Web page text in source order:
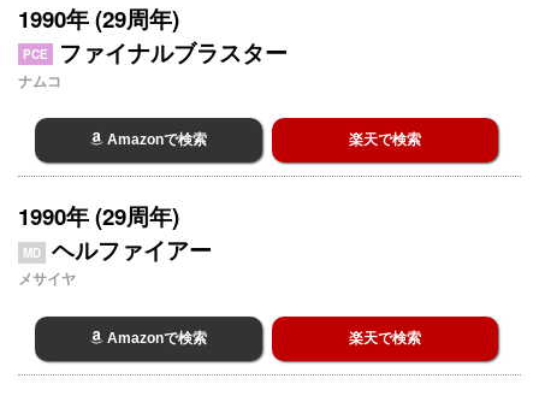
1990年 (29周年)
PCE ファイナルブラスター
ナムコ
Amazonで検索 楽天で検索
1990年 (29周年)
MD ヘルファイアー
メサイヤ
Amazonで検索 楽天で検索